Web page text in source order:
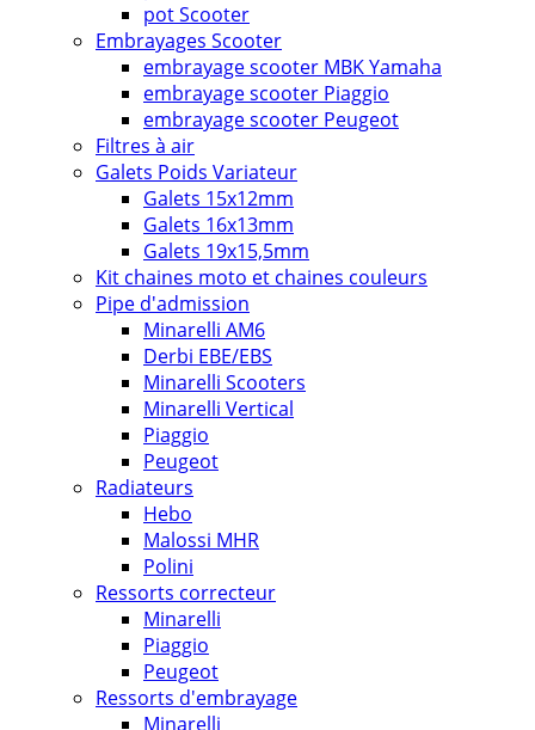
pot Scooter
Embrayages Scooter
embrayage scooter MBK Yamaha
embrayage scooter Piaggio
embrayage scooter Peugeot
Filtres à air
Galets Poids Variateur
Galets 15x12mm
Galets 16x13mm
Galets 19x15,5mm
Kit chaines moto et chaines couleurs
Pipe d'admission
Minarelli AM6
Derbi EBE/EBS
Minarelli Scooters
Minarelli Vertical
Piaggio
Peugeot
Radiateurs
Hebo
Malossi MHR
Polini
Ressorts correcteur
Minarelli
Piaggio
Peugeot
Ressorts d'embrayage
Minarelli